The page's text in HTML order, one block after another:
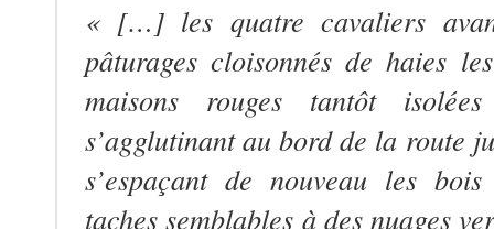
« […] les quatre cavaliers
pâturages cloisonnés de haies
maisons rouges tantôt
s’agglutinant au bord de la route
s’espaçant de nouveau les
taches semblables à des nuages